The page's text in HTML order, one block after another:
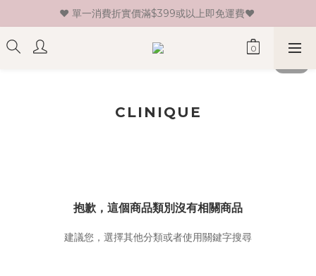
♥ 新會員登記即送HK$30 現金卷♥
♥ 單一消費折實價滿$399或以上即免運費♥
♥ 新會員登記即送HK$30 現金卷♥
CLINIQUE
抱歉，這個商品類別沒有相關商品
建議您，選擇其他分類或者使用關鍵字搜尋